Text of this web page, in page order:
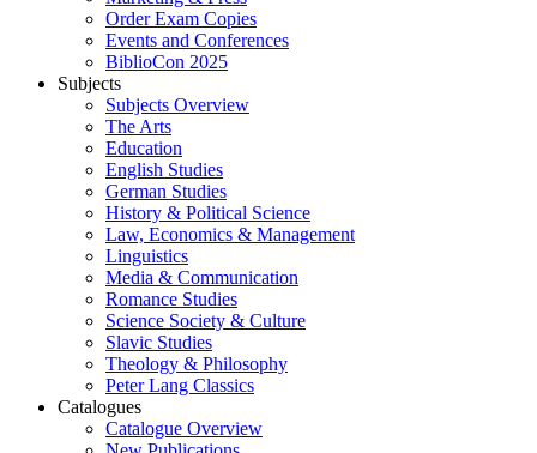
Order Exam Copies
Events and Conferences
BiblioCon 2025
Subjects
Subjects Overview
The Arts
Education
English Studies
German Studies
History & Political Science
Law, Economics & Management
Linguistics
Media & Communication
Romance Studies
Science Society & Culture
Slavic Studies
Theology & Philosophy
Peter Lang Classics
Catalogues
Catalogue Overview